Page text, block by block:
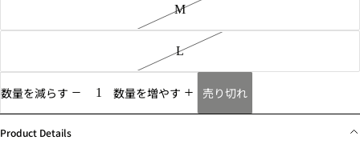
M
L
数量を減らす 数量を増やす 売り切れ
Product Details